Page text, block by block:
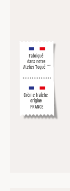
Fabriqué
dans notre
Atelier Toqué ™*
Crème fraîche
origine
FRANCE